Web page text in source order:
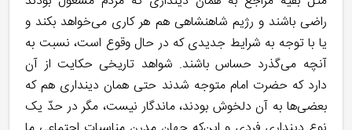
راضی باشند و رژیم شاهنشاهی هم هر کاری می‌خواهد بکند و
یا با توجه به شرایط جدیدی که در حال وقوع است، نسبت به
آنچه می‌گذرد حساس باشند. شواهد تاریخی حکایت از آن
دارد که حضرت امام متوجه شدند حتی همان دینداری هم که
بعضی‌ها به آن دلخوش بودند، ماندگار نیست، مگر در حدّ یک